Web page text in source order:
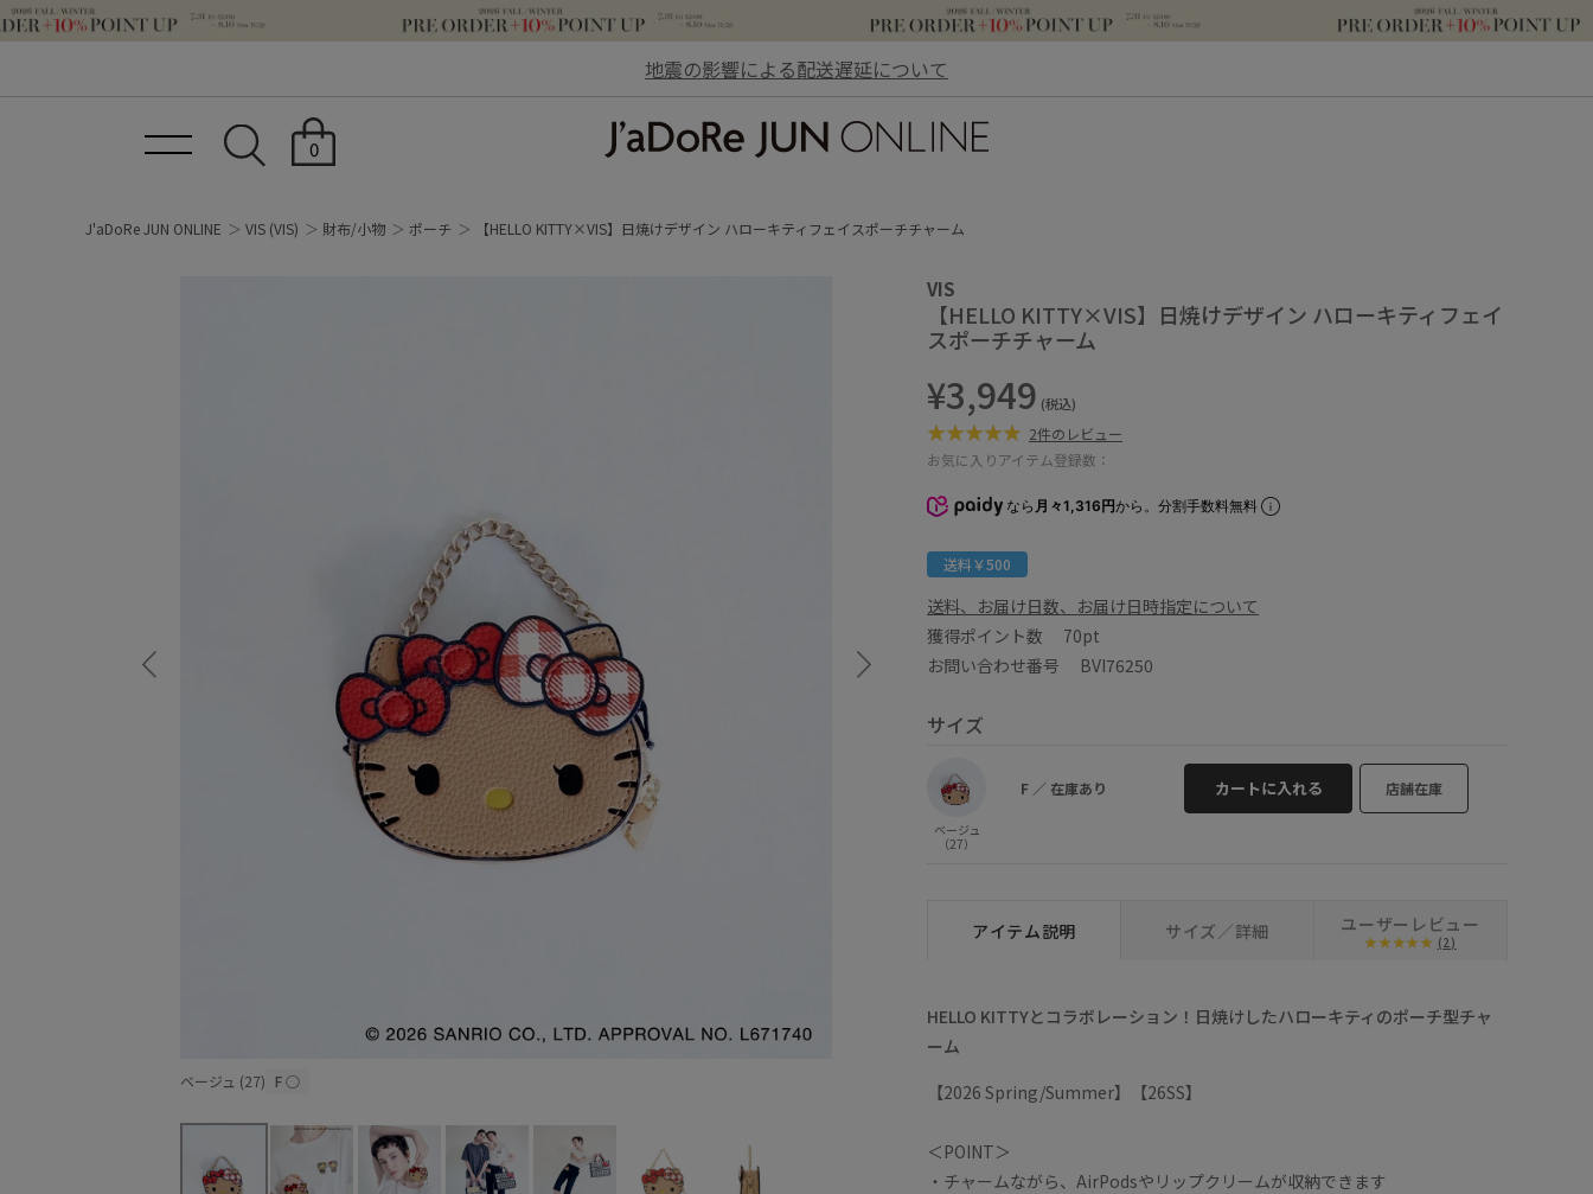
地震の影響による配送遅延について
0
J'aDoRe JUN ONLINE VIS (VIS) 財布/小物 ポーチ 【HELLO KITTY×VIS】日焼けデザイン ハローキティフェイスポーチチャーム
ベージュ (27) F○
VIS
【HELLO KITTY×VIS】日焼けデザイン ハローキティフェイ
スポーチチャーム
¥3,949 (税込)
2件のレビュー
お気に入りアイテム登録数：
なら 月々1,316円から。分割手数料無料
送料￥500
送料、お届け日数、お届け日時指定について
獲得ポイント数 70pt
お問い合わせ番号 BVI76250
サイズ
ベージュ
（27）
F ／ 在庫あり カートに入れる 店舗在庫
アイテム説明 サイズ／詳細 ユーザーレビュー
(2)
HELLO KITTYとコラボレーション！日焼けしたハローキティのポーチ型チャ
ーム
【2026 Spring/Summer】【26SS】
＜POINT＞
・チャームながら、AirPodsやリップクリームが収納できます